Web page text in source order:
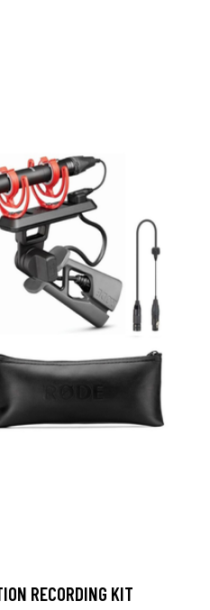
RECORDING KIT